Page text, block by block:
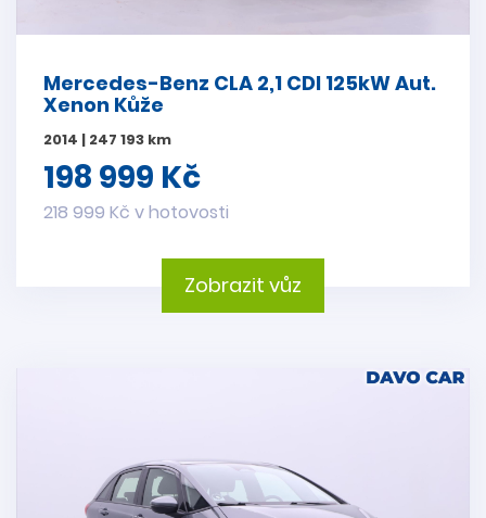
Mercedes-Benz CLA 2,1 CDI 125kW Aut.
Xenon Kůže
2014 | 247 193 km
198 999 Kč
218 999 Kč v hotovosti
Zobrazit vůz